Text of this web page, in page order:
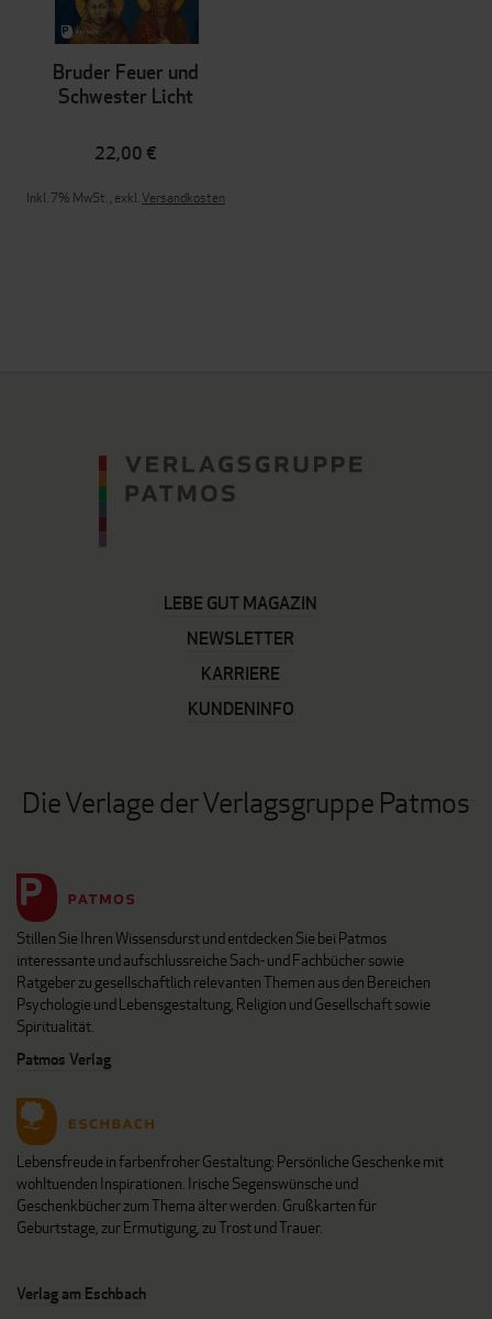
Bruder Feuer und
Schwester Licht
22,00 €
Inkl. 7% MwSt.,exkl.Versandkosten
LEBE GUT MAGAZIN
NEWSLETTER
KARRIERE
KUNDENINFO
Die Verlage der Verlagsgruppe Patmos
Stillen Sie Ihren Wissensdurst und entdecken Sie bei Patmos
interessante und aufschlussreiche Sach- und Fachbücher sowie
Ratgeber zu gesellschaftlich relevanten Themen aus den Bereichen
Psychologie und Lebensgestaltung, Religion und Gesellschaft sowie
Spiritualität.
Patmos Verlag
Lebensfreude in farbenfroher Gestaltung: Persönliche Geschenke mit
wohltuenden Inspirationen. Irische Segenswünsche und
Geschenkbücher zum Thema älter werden. Grußkarten für
Geburtstage, zur Ermutigung, zu Trost und Trauer.
Verlag am Eschbach